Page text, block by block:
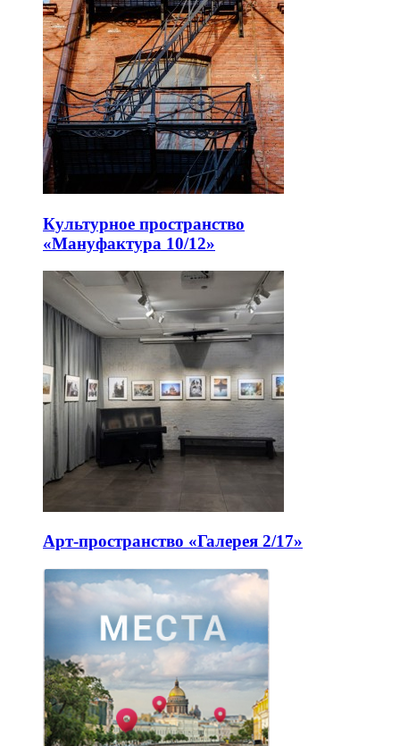
Культурное пространство
«Мануфактура 10/12»
Арт-пространство «Галерея 2/17»